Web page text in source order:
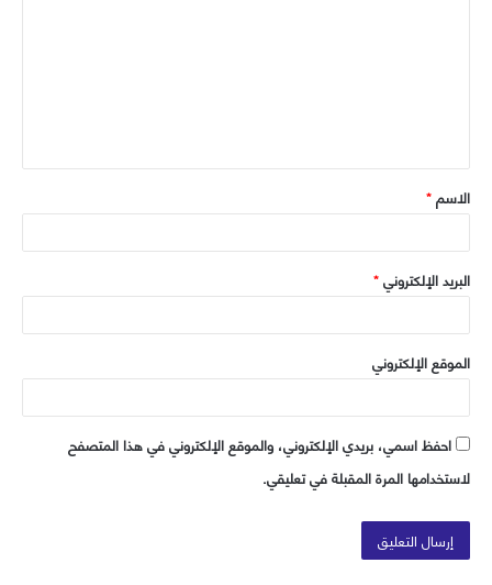
ق
*
الاسم*
البريد الإلكتروني*
الموقع الإلكتروني
احفظ اسمي، بريدي الإلكتروني، والموقع الإلكتروني في هذا المتصفح
لاستخدامها المرة المقبلة في تعليقي.